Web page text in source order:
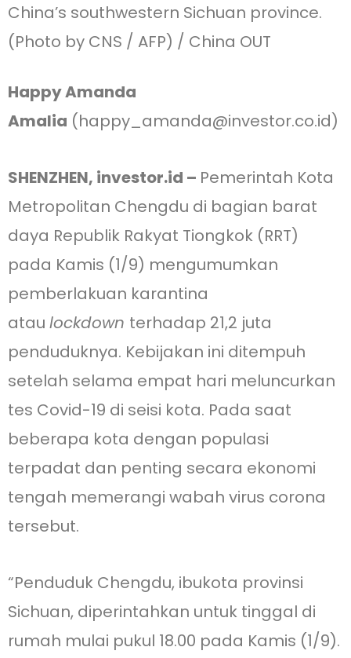
China’s southwestern Sichuan province.
(Photo by CNS / AFP) / China OUT
Happy Amanda
Amalia (happy_amanda@investor.co.id)
SHENZHEN, investor.id – Pemerintah Kota
Metropolitan Chengdu di bagian barat
daya Republik Rakyat Tiongkok (RRT)
pada Kamis (1/9) mengumumkan
pemberlakuan karantina
atau lockdown terhadap 21,2 juta
penduduknya. Kebijakan ini ditempuh
setelah selama empat hari meluncurkan
tes Covid-19 di seisi kota. Pada saat
beberapa kota dengan populasi
terpadat dan penting secara ekonomi
tengah memerangi wabah virus corona
tersebut.
“Penduduk Chengdu, ibukota provinsi
Sichuan, diperintahkan untuk tinggal di
rumah mulai pukul 18.00 pada Kamis (1/9).